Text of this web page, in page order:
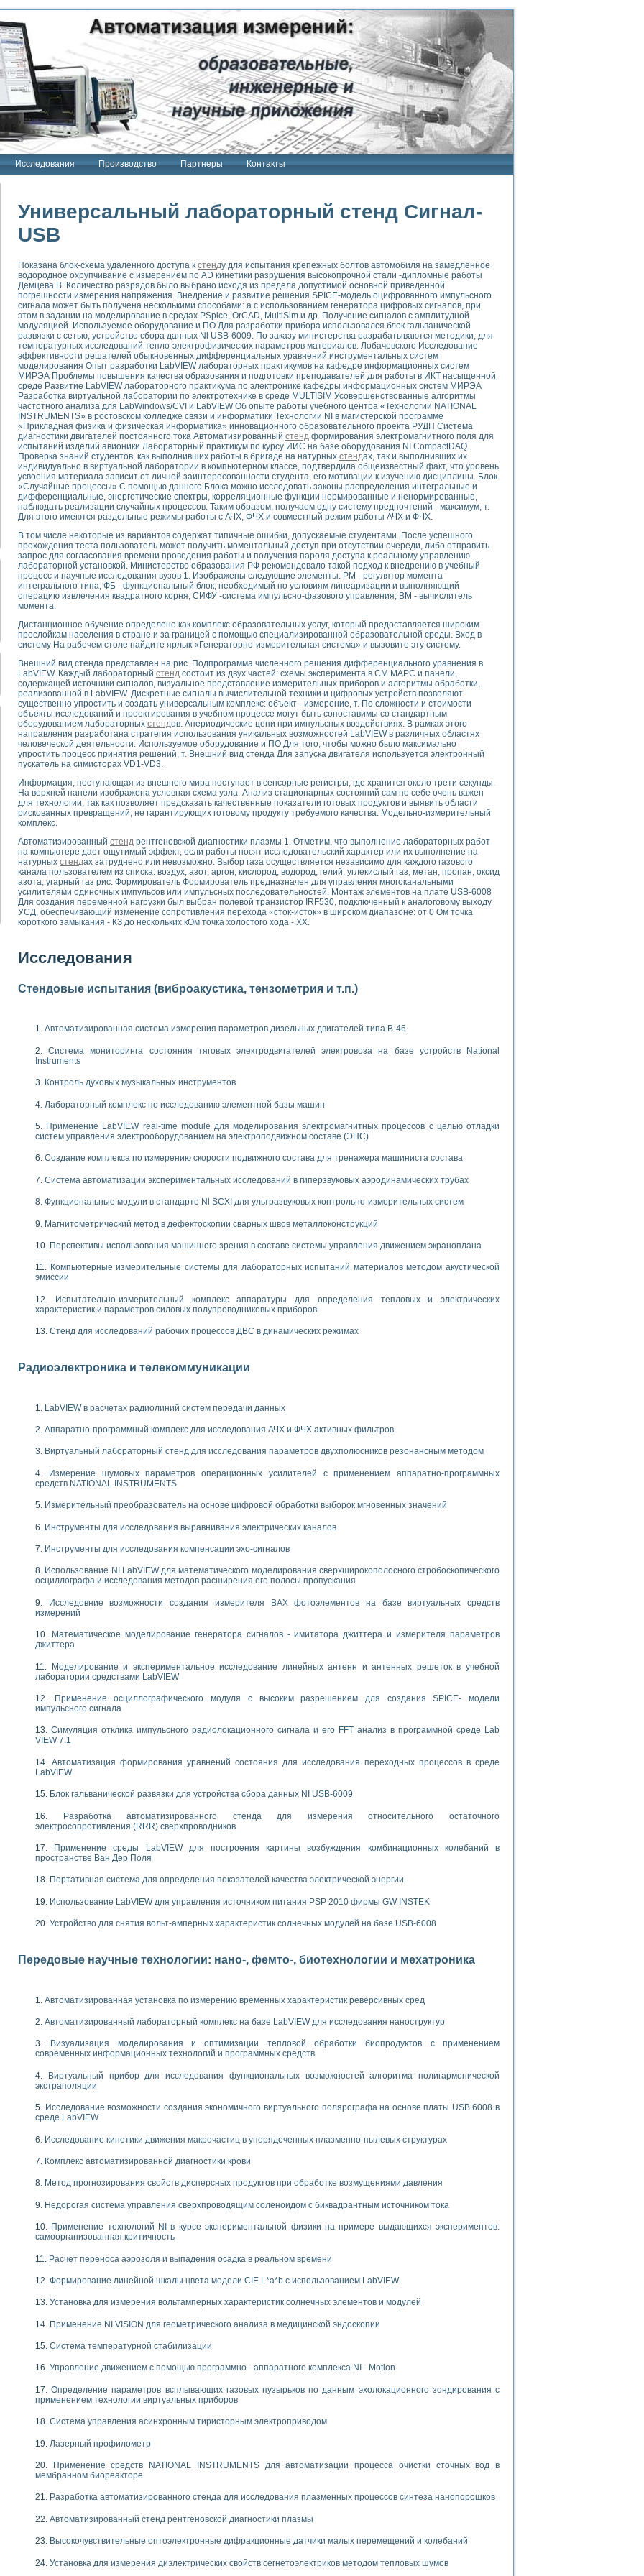
Исследования Производство Партнеры Контакты
"Сигнал-USB"
Интроскан
система
USB"
терапии серии СКАН
тензометрия и т.п.)
измерения параметров дизельных двигателей типа В-46
тяговых электродвигателей электровоза на базе устройств National Instruments
инструментов
элементной базы машин
module для моделирования электромагнитных процессов с целью отладки систем управления электрооборудованием на электроподвижном составе
скорости подвижного состава для тренажера машиниста состава
исследований в гиперзвуковых аэродинамических трубах
Nl SCXI для ультразвуковых контрольно-измерительных систем
сварных швов металлоконструкций
зрения в составе системы управления движением экраноплана
системы для лабораторных испытаний материалов методом акустической эмиссии
комплекс аппаратуры для определения тепловых и электрических характеристик и параметров силовых полупроводниковых приборов
процессов ДВС в динамических режимах
систем передачи данных
для исследования АЧХ и ФЧХ активных фильтров
для исследования параметров двухполюсников резонансным методом
операционных усилителей с применением аппаратно-программных средств NATIONAL INSTRUMENTS
на основе цифровой обработки выборок мгновенных значений
выравнивания электрических каналов
компенсации эхо-сигналов
математического моделирования сверхширокополосного стробоскопического осциллографа и исследования методов расширения его полосы
измерителя ВАХ фотоэлементов на базе виртуальных средств измерений
генератора сигналов - имитатора джиттера и измерителя параметров джиттера
исследование линейных антенн и антенных решеток в учебной лаборатории средствами LabVIEW
модуля с высоким разрешением для создания SPICE- модели импульсного сигнала
радиолокационного сигнала и его FFT анализ в программной среде Lab VIEW 7.1
уравнений состояния для исследования переходных процессов в среде LabVIEW
для устройства сбора данных NI USB-6009
стенда для измерения относительного остаточного электросопротивления (RRR) сверхпроводников
построения картины возбуждения комбинационных колебаний в пространстве Ван Дер Поля
показателей качества электрической энергии
управления источником питания PSP 2010 фирмы GW INSTEK
амперных характеристик солнечных модулей на базе USB-6008
, фемто-, биотехнологии и мехатроника
по измерению временных характеристик реверсивных сред
комплекс на базе LabVIEW для исследования наноструктур
и оптимизации тепловой обработки биопродуктов с применением современных информационных технологий и программных средств
функциональных возможностей алгоритма полигармонической экстраполяции
экономичного виртуального полярографа на основе платы USB 6008 в среде LabVIEW
макрочастиц в упорядоченных плазменно-пылевых структурах
диагностики крови
экспериментальной физики на примере выдающихся экспериментов: самоорганизованная критичность
цвета модели CIE L*a*b с использованием LabVIEW
программно - аппаратного комплекса NI - Motion
газовых пузырьков по данным эхолокационного зондирования с применением технологии виртуальных приборов
INSTRUMENTS для автоматизации процесса очистки сточных вод в мембранном биореакторе
диагностики плазмы
дифракционные датчики малых перемещений и колебаний
свойств сегнетоэлектриков методом тепловых шумов
импедансный томограф на базе платы сбора данных PCI 6052E
металлообрабатывающих станков
зрения для контроля образцов
переходных процессов при коротких замыканиях в узлах электрических нагрузок
обучающих информационных систем и тренажеров для персонала химических предприятий
и защиты ускорителя ЛУЭ-200
среды специальной барокамеры
термотрансферной маркировки изделий
переходных процессов при коротких замыканиях в узлах электрических нагрузок
переходных характеристик асинхронных двигателей при пуске
неиндустриальных камер в производственных условиях
эффективности систем управления в интегрированных средах
стенды
комплексы для вузов, осуществляющих подготовку специалистов по пищевой инженерии
нелинейных резистивных цепей
WORKBENCH-MULTISIM для электротехнической подготовки инженеров-неэлектриков
ИНС на основе LabVIEW
для создания лабораторного практикума по измерениям магнитных величин
течения в расширяющемся канале
«Изучение магнитных свойств ферромагнетиков. Петля гистерезиса» с использованием графической среды программирования LabVIEW
адиабатического расширения газов
результатов измерительного экспримента
измерений с помощью LabVIEW
Назначение. Состав. Возможности
INSTRUMENTS для создания систем автоматизированного лабораторного практикума
принципа действия универсального цифрового вольтметра
для изучения технологии выращивания полупроводниковых и оптических монокристаллов
для исследования АЧХ и ФЧХ активных фильтров
одномерных сигналов на основе алгоритма полигармонической экстраполяции
INSTRUMENTS в операционной системе LINUX
полигармонической экстраполяции в среде LabVIEW
принимаемых решений в среде LabVIEW
«Моделирование систем» и «Автоматизация проектирования систем и средств управления»
характеристик на основе использования звуковой карты ПК
в среде LabVIEW
решателей обыкновенных дифференциальных уравнений инструментальных систем моделирования
практикумов на кафедре информационных систем МИРЭА
образования и подготовки преподавателей для работы в ИКТ насыщенной среде
практикума по электронике кафедры информационных систем МИРЭА
по электротехнике в среде MULTISIM
«Технологии NATIONAL INSTRUMENTS» в ростовском колледже связи и информатики
программе «Прикладная физика и физическая информатика» инновационного образовательного проекта РУДН
постоянного тока
ИИС на базе оборудования NI CompactDAQ
Универсальный лабораторный стенд Сигнал-
USB
Показана блок-схема удаленного доступа к стенду для испытания крепежных болтов автомобиля на замедленное
водородное охрупчивание с измерением по АЭ кинетики разрушения высокопрочной стали -дипломные работы
Демцева В. Количество разрядов было выбрано исходя из предела допустимой основной приведенной
погрешности измерения напряжения. Внедрение и развитие решения SPICE-модель оцифрованного импульсного
сигнала может быть получена несколькими способами: а с использованием генератора цифровых сигналов, при
этом в задании на моделирование в средах PSpice, OrCAD, MultiSim и др. Получение сигналов с амплитудной
модуляцией. Используемое оборудование и ПО Для разработки прибора использовался блок гальванической
развязки с сетью, устройство сбора данных Nl USB-6009. По заказу министерства разрабатываются методики, для
температурных исследований тепло-электрофизических параметров материалов. Лобачевского Исследование
эффективности решателей обыкновенных дифференциальных уравнений инструментальных систем
моделирования Опыт разработки LabVIEW лабораторных практикумов на кафедре информационных систем
МИРЭА Проблемы повышения качества образования и подготовки преподавателей для работы в ИКТ насыщенной
среде Развитие LabVIEW лабораторного практикума по электронике кафедры информационных систем МИРЭА
Разработка виртуальной лаборатории по электротехнике в среде MULTISIM Усовершенствованные алгоритмы
частотного анализа для LabWindows/CVI и LabVIEW Об опыте работы учебного центра «Технологии NATIONAL
INSTRUMENTS» в ростовском колледже связи и информатики Технологии NI в магистерской программе
«Прикладная физика и физическая информатика» инновационного образовательного проекта РУДН Система
диагностики двигателей постоянного тока Автоматизированный стенд формирования электромагнитного поля для
испытаний изделий авионики Лабораторный практикум по курсу ИИС на базе оборудования NI CompactDAQ .
Проверка знаний студентов, как выполнивших работы в бригаде на натурных стендах, так и выполнивших их
индивидуально в виртуальной лаборатории в компьютерном классе, подтвердила общеизвестный факт, что уровень
усвоения материала зависит от личной заинтересованности студента, его мотивации к изучению дисциплины. Блок
«Случайные процессы» С помощью данного Блока можно исследовать законы распределения интегральные и
дифференциальные, энергетические спектры, корреляционные функции нормированные и ненормированные,
наблюдать реализации случайных процессов. Таким образом, получаем одну систему предпочтений - максимум, т.
Для этого имеются раздельные режимы работы с АЧХ, ФЧХ и совместный режим работы АЧХ и ФЧХ.
В том числе некоторые из вариантов содержат типичные ошибки, допускаемые студентами. После успешного
прохождения теста пользователь может получить моментальный доступ при отсутствии очереди, либо отправить
запрос для согласования времени проведения работы и получения пароля доступа к реальному управлению
лабораторной установкой. Министерство образования РФ рекомендовало такой подход к внедрению в учебный
процесс и научные исследования вузов 1. Изображены следующие элементы: РМ - регулятор момента
интегрального типа; ФБ - функциональный блок, необходимый по условиям линеаризации и выполняющий
операцию извлечения квадратного корня; СИФУ -система импульсно-фазового управления; ВМ - вычислитель
момента.
Дистанционное обучение определено как комплекс образовательных услуг, который предоставляется широким
прослойкам населения в стране и за границей с помощью специализированной образовательной среды. Вход в
систему На рабочем столе найдите ярлык «Генераторно-измерительная система» и вызовите эту систему.
Внешний вид стенда представлен на рис. Подпрограмма численного решения дифференциального уравнения в
LabVIEW. Каждый лабораторный стенд состоит из двух частей: схемы эксперимента в СМ МАРС и панели,
содержащей источники сигналов, визуальное представление измерительных приборов и алгоритмы обработки,
реализованной в LabVIEW. Дискретные сигналы вычислительной техники и цифровых устройств позволяют
существенно упростить и создать универсальным комплекс: объект - измерение, т. По сложности и стоимости
объекты исследований и проектирования в учебном процессе могут быть сопоставимы со стандартным
оборудованием лабораторных стендов. Апериодические цепи при импульсных воздействиях. В рамках этого
направления разработана стратегия использования уникальных возможностей LabVIEW в различных областях
человеческой деятельности. Используемое оборудование и ПО Для того, чтобы можно было максимально
упростить процесс принятия решений, т. Внешний вид стенда Для запуска двигателя используется электронный
пускатель на симисторах VD1-VD3.
Информация, поступающая из внешнего мира поступает в сенсорные регистры, где хранится около трети секунды.
На верхней панели изображена условная схема узла. Анализ стационарных состояний сам по себе очень важен
для технологии, так как позволяет предсказать качественные показатели готовых продуктов и выявить области
рискованных превращений, не гарантирующих готовому продукту требуемого качества. Модельно-измерительный
комплекс.
Автоматизированный стенд рентгеновской диагностики плазмы 1. Отметим, что выполнение лабораторных работ
на компьютере дает ощутимый эффект, если работы носят исследовательский характер или их выполнение на
натурных стендах затруднено или невозможно. Выбор газа осуществляется независимо для каждого газового
канала пользователем из списка: воздух, азот, аргон, кислород, водород, гелий, углекислый газ, метан, пропан, оксид
азота, угарный газ рис. Формирователь Формирователь предназначен для управления многоканальными
усилителями одиночных импульсов или импульсных последовательностей. Монтаж элементов на плате USB-6008
Для создания переменной нагрузки был выбран полевой транзистор IRF530, подключенный к аналоговому выходу
УСД, обеспечивающий изменение сопротивления перехода «сток-исток» в широком диапазоне: от 0 Ом точка
короткого замыкания - КЗ до нескольких кОм точка холостого хода - XX.
Исследования
Стендовые испытания (виброакустика, тензометрия и т.п.)
Автоматизированная система измерения параметров дизельных двигателей типа В-46
Система мониторинга состояния тяговых электродвигателей электровоза на базе устройств National
Instruments
Контроль духовых музыкальных инструментов
Лабораторный комплекс по исследованию элементной базы машин
Применение LabVIEW real-time module для моделирования электромагнитных процессов с целью отладки
систем управления электрооборудованием на электроподвижном составе (ЭПС)
Создание комплекса по измерению скорости подвижного состава для тренажера машиниста состава
Система автоматизации экспериментальных исследований в гиперзвуковых аэродинамических трубах
Функциональные модули в стандарте Nl SCXI для ультразвуковых контрольно-измерительных систем
Магнитометрический метод в дефектоскопии сварных швов металлоконструкций
Перспективы использования машинного зрения в составе системы управления движением экраноплана
Компьютерные измерительные системы для лабораторных испытаний материалов методом акустической
эмиссии
Испытательно-измерительный комплекс аппаратуры для определения тепловых и электрических
характеристик и параметров силовых полупроводниковых приборов
Стенд для исследований рабочих процессов ДВС в динамических режимах
Радиоэлектроника и телекоммуникации
LabVIEW в расчетах радиолиний систем передачи данных
Аппаратно-программный комплекс для исследования АЧХ и ФЧХ активных фильтров
Виртуальный лабораторный стенд для исследования параметров двухполюсников резонансным методом
Измерение шумовых параметров операционных усилителей с применением аппаратно-программных
средств NATIONAL INSTRUMENTS
Измерительный преобразователь на основе цифровой обработки выборок мгновенных значений
Инструменты для исследования выравнивания электрических каналов
Инструменты для исследования компенсации эхо-сигналов
Использование NI LabVIEW для математического моделирования сверхширокополосного стробоскопического
осциллографа и исследования методов расширения его полосы пропускания
Исследовние возможности создания измерителя ВАХ фотоэлементов на базе виртуальных средств
измерений
Математическое моделирование генератора сигналов - имитатора джиттера и измерителя параметров
джиттера
Моделирование и экспериментальное исследование линейных антенн и антенных решеток в учебной
лаборатории средствами LabVIEW
Применение осциллографического модуля с высоким разрешением для создания SPICE- модели
импульсного сигнала
Симуляция отклика импульсного радиолокационного сигнала и его FFT анализ в программной среде Lab
VIEW 7.1
Автоматизация формирования уравнений состояния для исследования переходных процессов в среде
LabVIEW
Блок гальванической развязки для устройства сбора данных NI USB-6009
Разработка автоматизированного стенда для измерения относительного остаточного
электросопротивления (RRR) сверхпроводников
Применение среды LabVIEW для построения картины возбуждения комбинационных колебаний в
пространстве Ван Дер Поля
Портативная система для определения показателей качества электрической энергии
Использование LabVIEW для управления источником питания PSP 2010 фирмы GW INSTEK
Устройство для снятия вольт-амперных характеристик солнечных модулей на базе USB-6008
Передовые научные технологии: нано-, фемто-, биотехнологии и мехатроника
Автоматизированная установка по измерению временных характеристик реверсивных сред
Автоматизированный лабораторный комплекс на базе LabVIEW для исследования наноструктур
Визуализация моделирования и оптимизации тепловой обработки биопродуктов с применением
современных информационных технологий и программных средств
Виртуальный прибор для исследования функциональных возможностей алгоритма полигармонической
экстраполяции
Исследование возможности создания экономичного виртуального полярографа на основе платы USB 6008 в
среде LabVIEW
Исследование кинетики движения макрочастиц в упорядоченных плазменно-пылевых структурах
Комплекс автоматизированной диагностики крови
Метод прогнозирования свойств дисперсных продуктов при обработке возмущениями давления
Недорогая система управления сверхпроводящим соленоидом с биквадрантным источником тока
Применение технологий NI в курсе экспериментальной физики на примере выдающихся экспериментов:
самоорганизованная критичность
Расчет переноса аэрозоля и выпадения осадка в реальном времени
Формирование линейной шкалы цвета модели CIE L*a*b с использованием LabVIEW
Установка для измерения вольтамперных характеристик солнечных элементов и модулей
Применение NI VISION для геометрического анализа в медицинской эндоскопии
Система температурной стабилизации
Управление движением с помощью программно - аппаратного комплекса NI - Motion
Определение параметров всплывающих газовых пузырьков по данным эхолокационного зондирования с
применением технологии виртуальных приборов
Система управления асинхронным тиристорным электроприводом
Лазерный профилометр
Применение средств NATIONAL INSTRUMENTS для автоматизации процесса очистки сточных вод в
мембранном биореакторе
Разработка автоматизированного стенда для исследования плазменных процессов синтеза нанопорошков
Автоматизированный стенд рентгеновской диагностики плазмы
Высокочувствительные оптоэлектронные дифракционные датчики малых перемещений и колебаний
Установка для измерения диэлектрических свойств сегнетоэлектриков методом тепловых шумов